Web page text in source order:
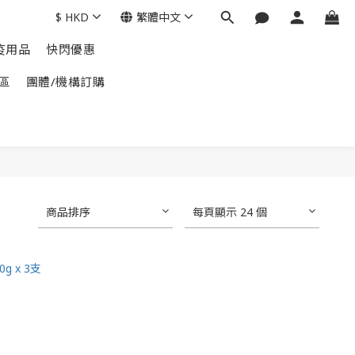
用品 快閃優惠
團體/機構訂購
$ HKD 繁體中文
商品排序 每頁顯示 24 個